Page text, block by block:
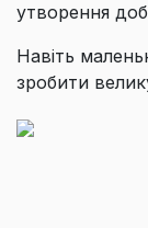
утворення
Навіть
зробити